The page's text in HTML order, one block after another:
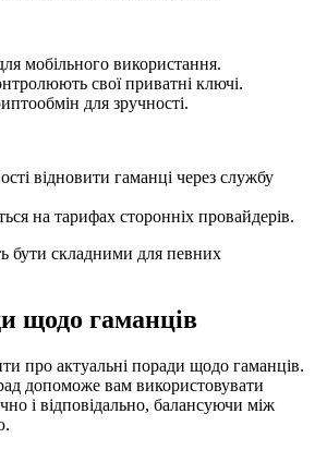
мобільного використання.
свої приватні ключі.
для зручності.
відновити гаманці через службу
на тарифах сторонніх провайдерів.
бути складними для певних
щодо гаманців
про актуальні поради щодо гаманців.
допоможе вам використовувати
і відповідально, балансуючи між